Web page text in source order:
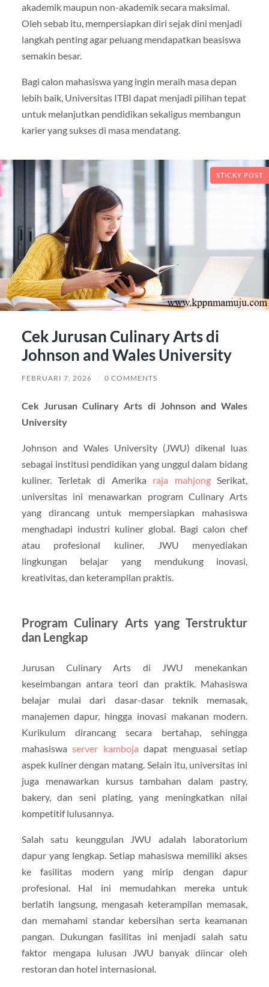
akademik maupun non-akademik secara maksimal.
Oleh sebab itu, mempersiapkan diri sejak dini menjadi
langkah penting agar peluang mendapatkan beasiswa
semakin besar.
Bagi calon mahasiswa yang ingin meraih masa depan
lebih baik, Universitas ITBI dapat menjadi pilihan tepat
untuk melanjutkan pendidikan sekaligus membangun
karier yang sukses di masa mendatang.
STICKY POST
Cek Jurusan Culinary Arts di
Johnson and Wales University
FEBRUARI 7, 2026 / 0 COMMENTS
Cek Jurusan Culinary Arts di Johnson and Wales
University
Johnson and Wales University (JWU) dikenal luas
sebagai institusi pendidikan yang unggul dalam bidang
kuliner. Terletak di Amerika raja mahjongSerikat,
universitas ini menawarkan program Culinary Arts
yang dirancang untuk mempersiapkan mahasiswa
menghadapi industri kuliner global. Bagi calon chef
atau profesional kuliner, JWU menyediakan
lingkungan belajar yang mendukung inovasi,
kreativitas, dan keterampilan praktis.
Program Culinary Arts yang Terstruktur
dan Lengkap
Jurusan Culinary Arts di JWU menekankan
keseimbangan antara teori dan praktik. Mahasiswa
belajar mulai dari dasar-dasar teknik memasak,
manajemen dapur, hingga inovasi makanan modern.
Kurikulum dirancang secara bertahap, sehingga
mahasiswaserver kamboja dapat menguasai setiap
aspek kuliner dengan matang. Selain itu, universitas ini
juga menawarkan kursus tambahan dalam pastry,
bakery, dan seni plating, yang meningkatkan nilai
kompetitif lulusannya.
Salah satu keunggulan JWU adalah laboratorium
dapur yang lengkap. Setiap mahasiswa memiliki akses
ke fasilitas modern yang mirip dengan dapur
profesional. Hal ini memudahkan mereka untuk
berlatih langsung, mengasah keterampilan memasak,
dan memahami standar kebersihan serta keamanan
pangan. Dukungan fasilitas ini menjadi salah satu
faktor mengapa lulusan JWU banyak diincar oleh
restoran dan hotel internasional.